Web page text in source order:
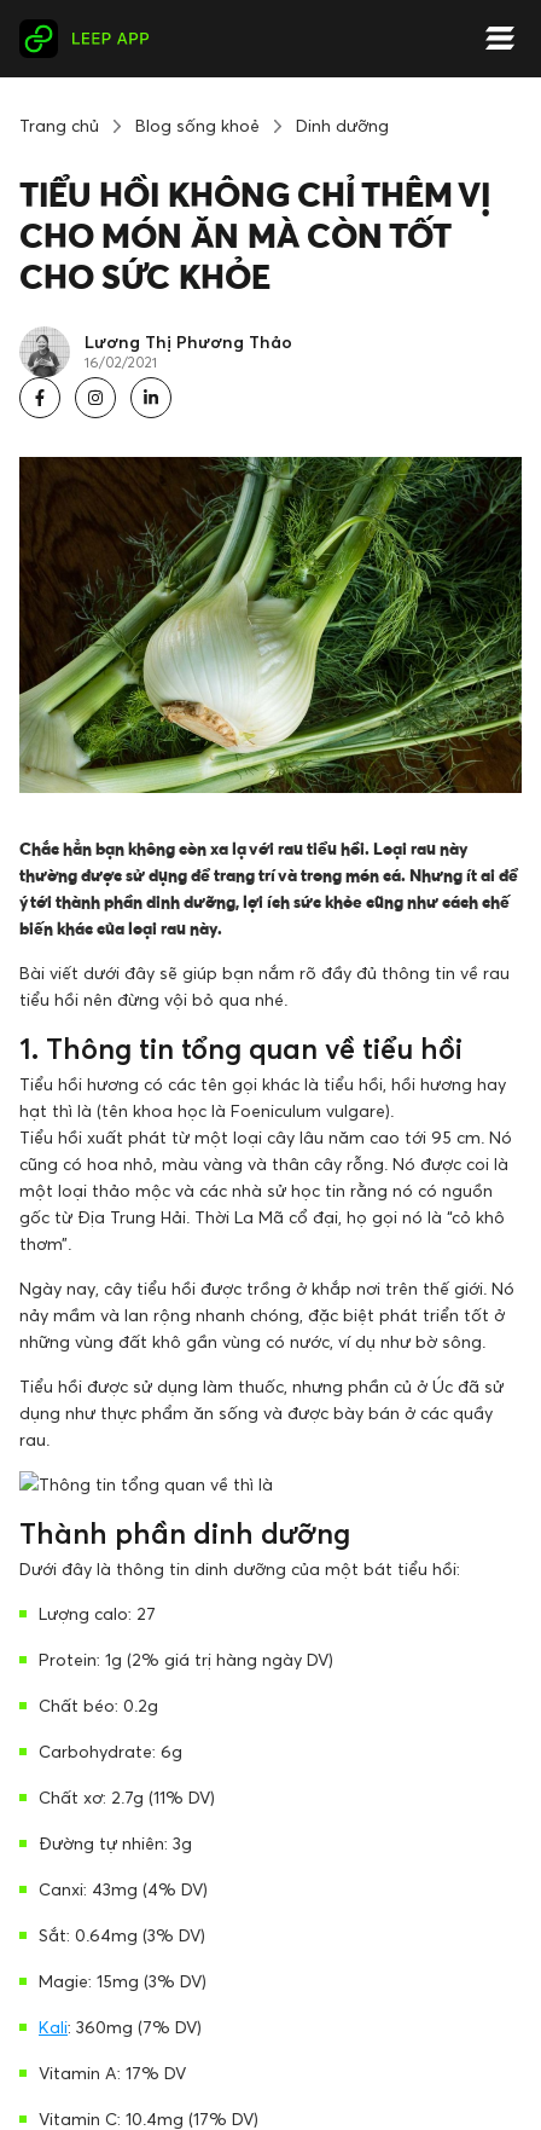
Trang chủ Blog sống khoẻ Dinh dưỡng
TIỂU HỒI KHÔNG CHỈ THÊM VỊ
CHO MÓN ĂN MÀ CÒN TỐT
CHO SỨC KHỎE
Lương Thị Phương Thảo
16/02/2021
Chắc hẳn bạn không còn xa lạ với rau tiểu hồi. Loại rau này
thường được sử dụng để trang trí và trong món cá. Nhưng ít ai để
ý tới thành phần dinh dưỡng, lợi ích sức khỏe cũng như cách chế
biến khác của loại rau này.
Bài viết dưới đây sẽ giúp bạn nắm rõ đầy đủ thông tin về rau
tiểu hồi nên đừng vội bỏ qua nhé.
1. Thông tin tổng quan về tiểu hồi
Tiểu hồi hương có các tên gọi khác là tiểu hồi, hồi hương hay
hạt thì là (tên khoa học là Foeniculum vulgare).
Tiểu hồi xuất phát từ một loại cây lâu năm cao tới 95 cm. Nó
cũng có hoa nhỏ, màu vàng và thân cây rỗng. Nó được coi là
một loại thảo mộc và các nhà sử học tin rằng nó có nguồn
gốc từ Địa Trung Hải. Thời La Mã cổ đại, họ gọi nó là “cỏ khô
thơm”.
Ngày nay, cây tiểu hồi được trồng ở khắp nơi trên thế giới. Nó
nảy mầm và lan rộng nhanh chóng, đặc biệt phát triển tốt ở
những vùng đất khô gần vùng có nước, ví dụ như bờ sông.
Tiểu hồi được sử dụng làm thuốc, nhưng phần củ ở Úc đã sử
dụng như thực phẩm ăn sống và được bày bán ở các quầy
rau.
Thành phần dinh dưỡng
Dưới đây là thông tin dinh dưỡng của một bát tiểu hồi:
Lượng calo: 27
Protein: 1g (2% giá trị hàng ngày DV)
Chất béo: 0.2g
Carbohydrate: 6g
Chất xơ: 2.7g (11% DV)
Đường tự nhiên: 3g
Canxi: 43mg (4% DV)
Sắt: 0.64mg (3% DV)
Magie: 15mg (3% DV)
Kali: 360mg (7% DV)
Vitamin A: 17% DV
Vitamin C: 10.4mg (17% DV)